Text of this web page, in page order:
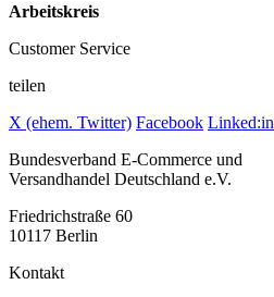
Arbeitskreis
Customer Service
teilen
X (ehem. Twitter) Facebook Linked:in
Bundesverband E-Commerce und
Versandhandel Deutschland e.V.
Friedrichstraße 60
10117 Berlin
Kontakt